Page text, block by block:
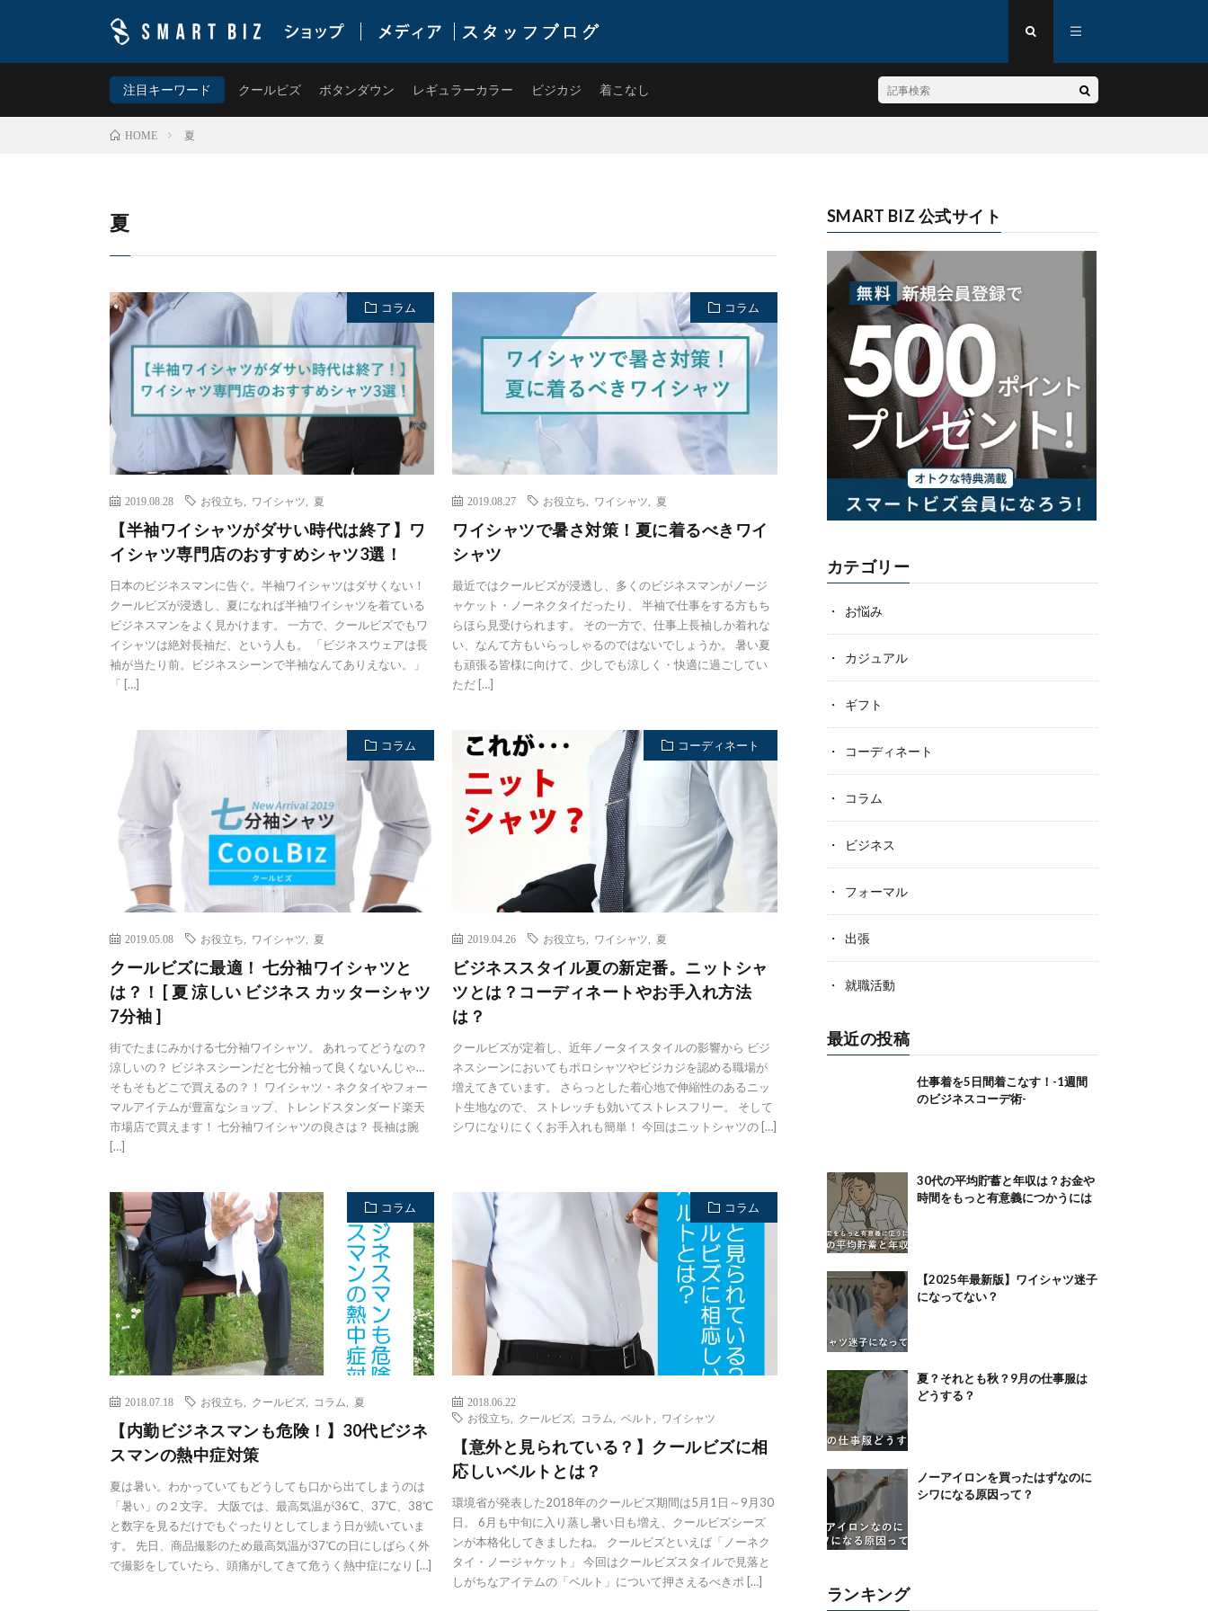
ムを提案します。
注目キーワード クールビズ ボタンダウン レギュラーカラー ビジカジ 着こなし
HOME 夏
夏
コラム
2019.08.28 お役立ち ワイシャツ 夏
【半袖ワイシャツがダサい時代は終了】ワ
イシャツ専門店のおすすめシャツ3選！
日本のビジネスマンに告ぐ。半袖ワイシャツはダサくない！
クールビズが浸透し、夏になれば半袖ワイシャツを着ている
ビジネスマンをよく見かけます。 一方で、クールビズでもワ
イシャツは絶対長袖だ、という人も。 「ビジネスウェアは長
袖が当たり前。ビジネスシーンで半袖なんてありえない。」
「 […]
コラム
2019.08.27 お役立ち ワイシャツ 夏
ワイシャツで暑さ対策！夏に着るべきワイ
シャツ
最近ではクールビズが浸透し、多くのビジネスマンがノージ
ャケット・ノーネクタイだったり、 半袖で仕事をする方もち
らほら見受けられます。 その一方で、仕事上長袖しか着れな
い、なんて方もいらっしゃるのではないでしょうか。 暑い夏
も頑張る皆様に向けて、少しでも涼しく・快適に過ごしてい
ただ […]
コラム
2019.05.08 お役立ち ワイシャツ 夏
クールビズに最適！ 七分袖ワイシャツと
は？！ [ 夏 涼しい ビジネス カッターシャツ
7分袖 ]
街でたまにみかける七分袖ワイシャツ。 あれってどうなの？
涼しいの？ ビジネスシーンだと七分袖って良くないんじゃ…
そもそもどこで買えるの？！ ワイシャツ・ネクタイやフォー
マルアイテムが豊富なショップ、トレンドスタンダード楽天
市場店で買えます！ 七分袖ワイシャツの良さは？ 長袖は腕
[…]
コーディネート
2019.04.26 お役立ち ワイシャツ 夏
ビジネススタイル夏の新定番。ニットシャ
ツとは？コーディネートやお手入れ方法
は？
クールビズが定着し、近年ノータイスタイルの影響から ビジ
ネスシーンにおいてもポロシャツやビジカジを認める職場が
増えてきています。 さらっとした着心地で伸縮性のあるニッ
ト生地なので、 ストレッチも効いてストレスフリー。 そして
シワになりにくくお手入れも簡単！ 今回はニットシャツの […]
コラム
2018.07.18 お役立ち クールビズ コラム 夏
【内勤ビジネスマンも危険！】30代ビジネ
スマンの熱中症対策
夏は暑い。わかっていてもどうしても口から出てしまうのは
「暑い」の２文字。 大阪では、最高気温が36℃、37℃、38℃
と数字を見るだけでもぐったりとしてしまう日が続いていま
す。 先日、商品撮影のため最高気温が37℃の日にしばらく外
で撮影をしていたら、頭痛がしてきて危うく熱中症になり […]
コラム
2018.06.22
お役立ち
クールビズ コラム ,ベルト ワイシャツ
【意外と見られている？】クールビズに相
応しいベルトとは？
環境省が発表した2018年のクールビズ期間は5月1日～9月30
日。 6月も中旬に入り蒸し暑い日も増え、クールビズシーズ
ンが本格化してきましたね。 クールビズといえば「ノーネク
タイ・ノージャケット」 今回はクールビズスタイルで見落と
しがちなアイテムの「ベルト」について押さえるべきポ […]
SMART BIZ 公式サイト
カテゴリー
お悩み
カジュアル
ギフト
コーディネート
コラム
ビジネス
フォーマル
出張
就職活動
最近の投稿
仕事着を5日間着こなす！-1週間
のビジネスコーデ術-
30代の平均貯蓄と年収は？お金や
時間をもっと有意義につかうには
【2025年最新版】ワイシャツ迷子
になってない？
夏？それとも秋？9月の仕事服は
どうする？
ノーアイロンを買ったはずなのに
シワになる原因って？
ランキング